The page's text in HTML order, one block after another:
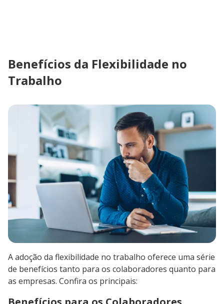
Benefícios da Flexibilidade no
Trabalho
A adoção da flexibilidade no trabalho oferece uma série
de benefícios tanto para os colaboradores quanto para
as empresas. Confira os principais: